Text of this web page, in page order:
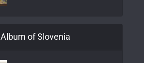
Album of Slovenia